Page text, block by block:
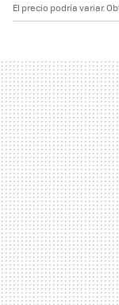
El precio podría variar.